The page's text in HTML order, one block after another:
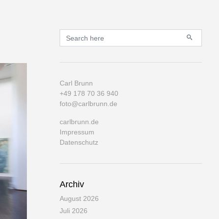
Primary
Search for:
Carl Brunn
+49 178 70 36 940
foto@carlbrunn.de
carlbrunn.de
Impressum
Datenschutz
Archiv
August 2026
Juli 2026